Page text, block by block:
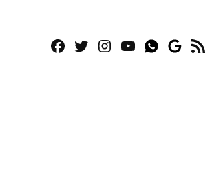
Facebook
TwitterInstagram
YouTubeWhatsapp
Google
RSS